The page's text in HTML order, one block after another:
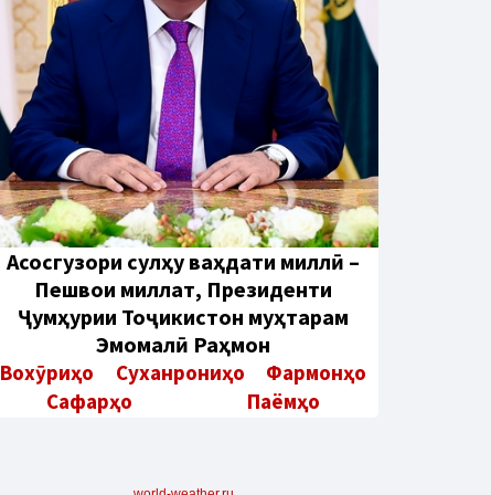
Aсосгузори сулҳу ваҳдати миллӣ –
Пешвои миллат, Президенти
Ҷумҳурии Тоҷикистон муҳтарам
Эмомалӣ Раҳмон
Вохӯриҳо Суханрониҳо
Фармонҳо
Сафарҳо
Паёмҳо